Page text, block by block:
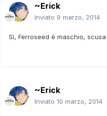
~Erick
Inviato 9 marzo, 2014
Sì, Ferroseed è maschio,
~Erick
Inviato 10 marzo, 2014